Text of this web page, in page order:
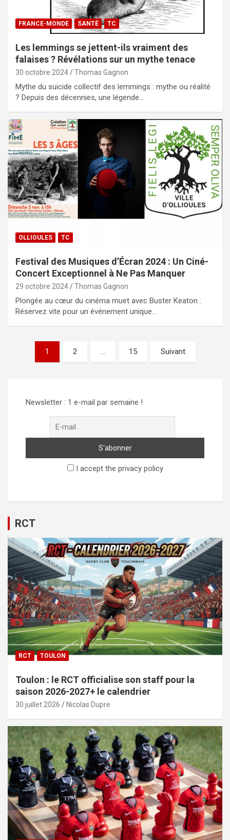
FRANCE-MONDE SANTÉ TC
Les lemmings se jettent-ils vraiment des
falaises ? Révélations sur un mythe tenace
30 octobre 2024 Thomas Gagnon
Mythe du suicide collectif des lemmings : mythe ou réalité
? Depuis des décennies, une légende…
OLLIOULES TC
Festival des Musiques d’Écran 2024 : Un Ciné-
Concert Exceptionnel à Ne Pas Manquer
29 octobre 2024 Thomas Gagnon
Plongée au cœur du cinéma muet avec Buster Keaton :
Réservez vite pour un événement unique…
Pagination
1 2 15 Suivant
Newsletter : 1 e-mail par semaine !
I accept the privacy policy
RCT
RCT TOULON
Toulon : le RCT officialise son staff pour la
saison 2026-2027+ le calendrier
30 juillet 2026 Nicolas Dupre